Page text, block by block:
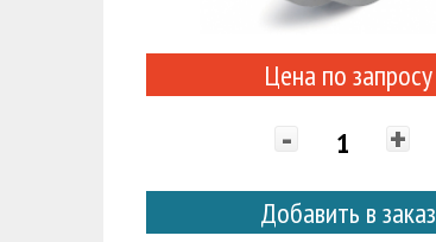
Цена по запросу
- +
Добавить в заказ